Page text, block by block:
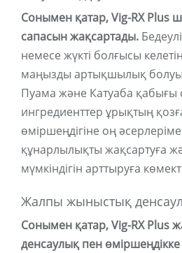
Сонымен қатар, Vig-RX Plus
сапасын жақсартады.
немесе жүкті болғысы
маңызды артықшылық
Пуама және Катуаба
ингредиенттер ұрықтың
өміршеңдігіне оң
құнарлылықты жақсартуға
мүмкіндігін арттыруға
Жалпы жыныстық
Сонымен қатар, Vig-RX Plus
денсаулық пен өміршеңдікке